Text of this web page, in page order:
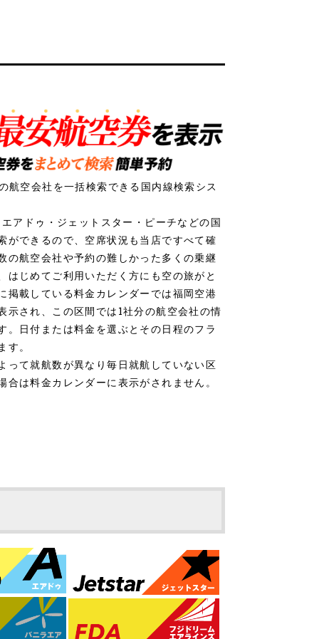
航空会社を一括検索できる国内線検索シス
アドゥ・ジェットスター・ピーチなどの国
ができるので、空席状況も当店ですべて確
の航空会社や予約の難しかった多くの乗継
はじめてご利用いただく方にも空の旅がと
掲載している料金カレンダーでは福岡空港
示され、この区間では1社分の航空会社の情
。日付または料金を選ぶとその日程のフラ
。
って就航数が異なり毎日就航していない区
は料金カレンダーに表示がされません。